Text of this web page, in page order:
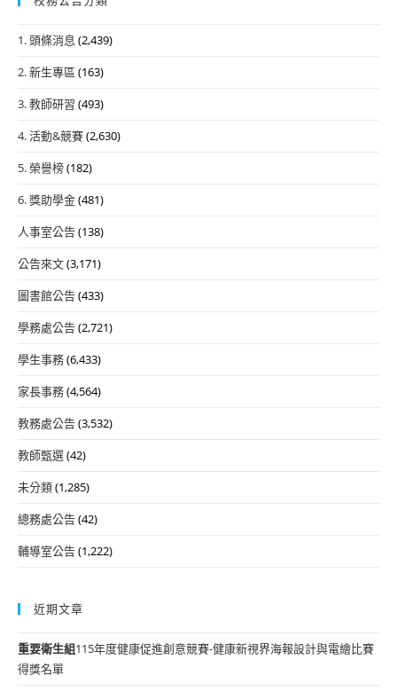
1. 頭條消息 (2,439)
2. 新生專區 (163)
3. 教師研習 (493)
4. 活動&競賽(2,630)
5. 榮譽榜(182)
6. 獎助學金(481)
人事室公告(138)
公告來文(3,171)
圖書館公告(433)
學務處公告(2,721)
學生事務(6,433)
家長事務(4,564)
教務處公告(3,532)
教師甄選(42)
未分類(1,285)
總務處公告(42)
輔導室公告(1,222)
近期文章
重要衛生組115年度健康促進創意競賽-健康新視界海報設計與電繪比賽
得獎名單